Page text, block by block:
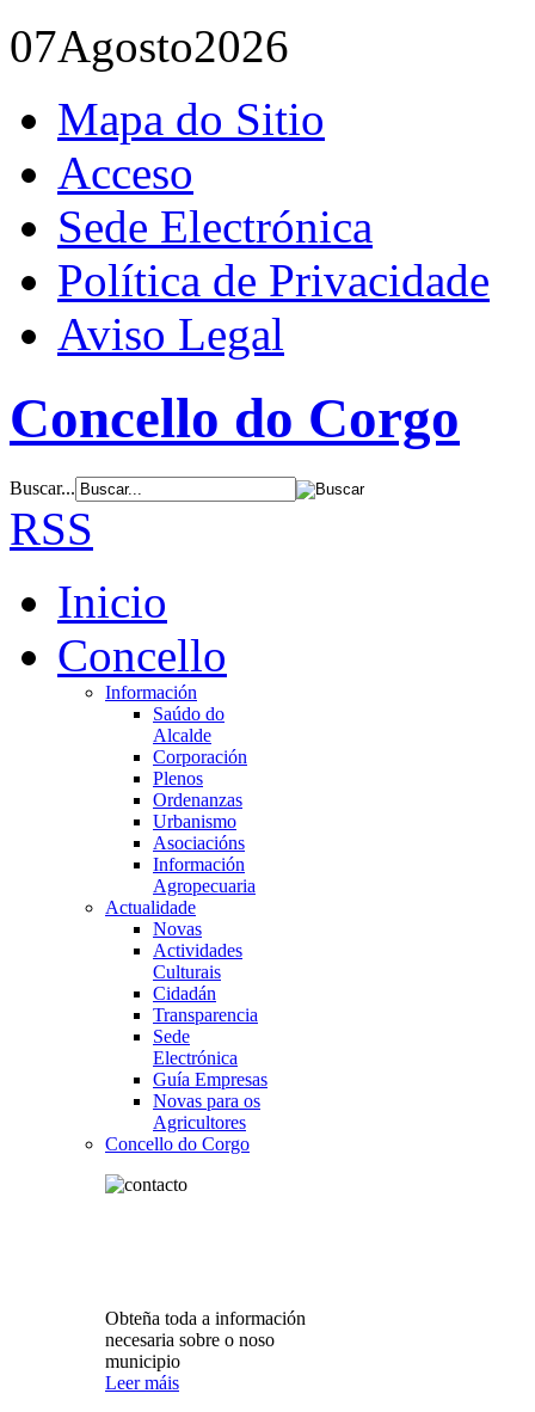
07Agosto2026
Mapa do Sitio
Acceso
Sede Electrónica
Política de Privacidade
Aviso Legal
Concello do Corgo
Buscar...
RSS
Inicio
Concello
Información
Saúdo do
Alcalde
Corporación
Plenos
Ordenanzas
Urbanismo
Asociacións
Información
Agropecuaria
Actualidade
Novas
Actividades
Culturais
Cidadán
Transparencia
Sede
Electrónica
Guía Empresas
Novas para os
Agricultores
Concello do Corgo
Obteña toda a información
necesaria sobre o noso
municipio
Leer máis